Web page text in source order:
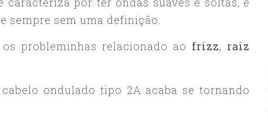
sempre sem uma definição.
probleminhas relacionado ao frizz, raiz
ondulado tipo 2A acaba se tornando